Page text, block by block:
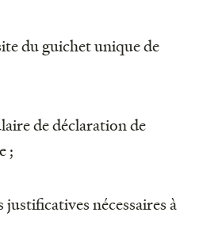
du guichet unique de
de déclaration de
;
justificatives nécessaires à